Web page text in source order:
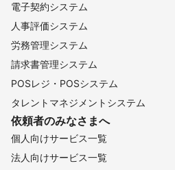
電子契約システム
人事評価システム
労務管理システム
請求書管理システム
POSレジ・POSシステム
タレントマネジメントシステム
依頼者のみなさまへ
個人向けサービス一覧
法人向けサービス一覧